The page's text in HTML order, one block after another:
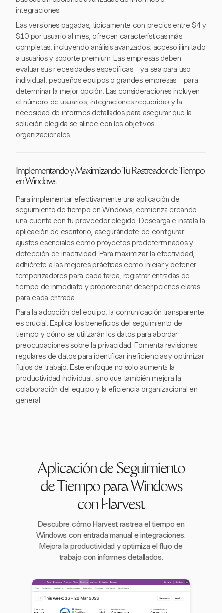
integraciones.
Las versiones pagadas, típicamente con precios entre $4 y
$10 por usuario al mes, ofrecen características más
completas, incluyendo análisis avanzados, acceso ilimitado
a usuarios y soporte premium. Las empresas deben
evaluar sus necesidades específicas—ya sea para uso
individual, pequeños equipos o grandes empresas—para
determinar la mejor opción. Las consideraciones incluyen
el número de usuarios, integraciones requeridas y la
necesidad de informes detallados para asegurar que la
solución elegida se alinee con los objetivos
organizacionales.
Implementando y Maximizando Tu Rastreador de Tiempo
en Windows
Para implementar efectivamente una aplicación de
seguimiento de tiempo en Windows, comienza creando
una cuenta con tu proveedor elegido. Descarga e instala la
aplicación de escritorio, asegurándote de configurar
ajustes esenciales como proyectos predeterminados y
detección de inactividad. Para maximizar la efectividad,
adhiérete a las mejores prácticas como iniciar y detener
temporizadores para cada tarea, registrar entradas de
tiempo de inmediato y proporcionar descripciones claras
para cada entrada.
Para la adopción del equipo, la comunicación transparente
es crucial. Explica los beneficios del seguimiento de
tiempo y cómo se utilizarán los datos para abordar
preocupaciones sobre la privacidad. Fomenta revisiones
regulares de datos para identificar ineficiencias y optimizar
flujos de trabajo. Este enfoque no solo aumenta la
productividad individual, sino que también mejora la
colaboración del equipo y la eficiencia organizacional en
general.
Aplicación de Seguimiento
de Tiempo para Windows
con Harvest
Descubre cómo Harvest rastrea el tiempo en
Windows con entrada manual e integraciones.
Mejora la productividad y optimiza el flujo de
trabajo con informes detallados.